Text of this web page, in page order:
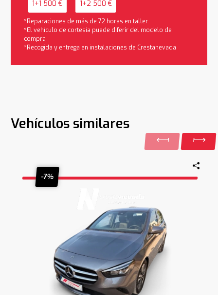
1+1 500 € 1+2 500 €
*Reparaciones de más de 72 horas en taller
*El vehículo de cortesía puede diferir del modelo de
compra
*Recogida y entrega en instalaciones de Crestanevada
Vehículos similares
-7%